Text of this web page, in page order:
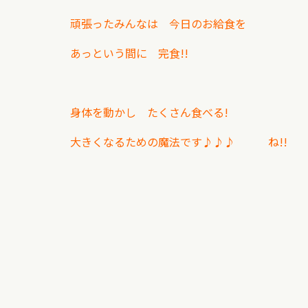
頑張ったみんなは 今日のお給食を
あっという間に 完食!!
身体を動かし たくさん食べる!
大きくなるための魔法です♪♪♪ ね!!